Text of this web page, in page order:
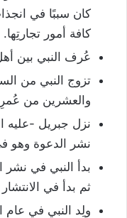
كان سببًا في
كافة أمور تجارتِها.
عُرف النبي بين
تزوج النبي من
والعشرين من
نزل جبريل -عليه
نشر الدعوة وهو
بدأ النبي في نشر
ثم بدأ في
ولِد النبي في عام الفيل،